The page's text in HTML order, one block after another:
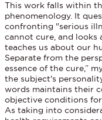
This work falls within
phenomenology. It
confronting "serious
cannot cure, and
teaches us about our
Separate from the
essence of the cure,”
the subject's
words maintains their
objective conditions for
As taking into